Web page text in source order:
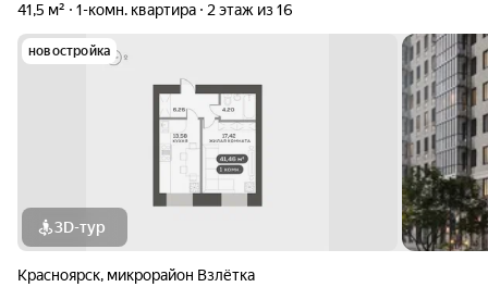
41,5 м²
1-комн. квартира 2 этаж из 16
новостройка
3D-тур
Красноярск, микрорайон Взлётка